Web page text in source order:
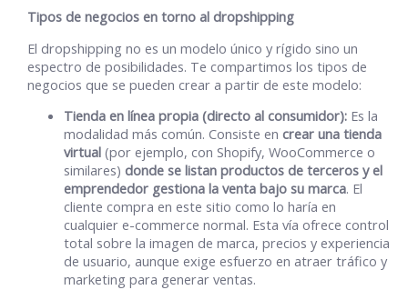
Tipos de negocios en torno al dropshipping
El dropshipping no es un modelo único y rígido sino un
espectro de posibilidades. Te compartimos los tipos de
negocios que se pueden crear a partir de este modelo:
Tienda en línea propia (directo al consumidor): Es la
modalidad más común. Consiste encrear una tienda
virtual (por ejemplo, con Shopify, WooCommerce o
similares)donde se listan productos de terceros y el
emprendedor gestiona la venta bajo su marca. El
cliente compra en este sitio como lo haría en
cualquier e-commerce normal. Esta vía ofrece control
total sobre la imagen de marca, precios y experiencia
de usuario, aunque exige esfuerzo en atraer tráfico y
marketing para generar ventas.